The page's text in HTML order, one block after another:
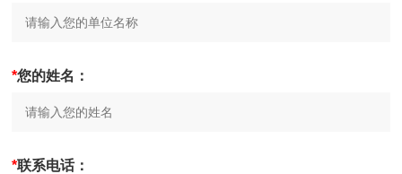
*您的姓名：
*联系电话：